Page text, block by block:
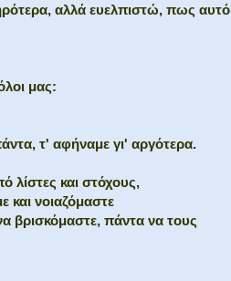
αλλά ευελπιστώ, πως αυτό
μας:
τ' αφήναμε γι' αργότερα.
λίστες και στόχους,
και νοιαζόμαστε
βρισκόμαστε, πάντα να τους